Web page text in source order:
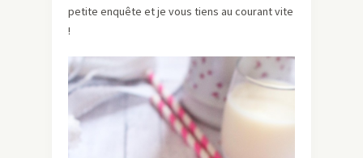
petite enquête et je vous tiens au courant vite
!